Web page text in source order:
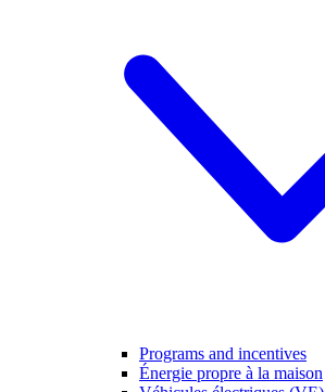
Programs and incentives
Énergie propre à la maison